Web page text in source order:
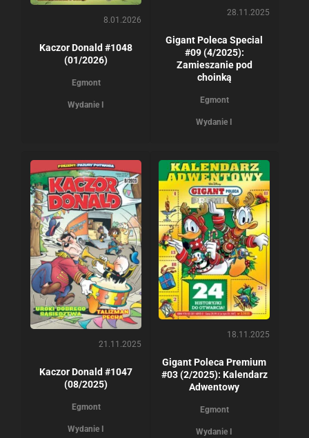
8.01.2026
Kaczor Donald #1048
(01/2026)
Egmont
Wydanie I
28.11.2025
Gigant Poleca Special
#09 (4/2025):
Zamieszanie pod
choinką
Egmont
Wydanie I
21.11.2025
Kaczor Donald #1047
(08/2025)
Egmont
Wydanie I
18.11.2025
Gigant Poleca Premium
#03 (2/2025): Kalendarz
Adwentowy
Egmont
Wydanie I